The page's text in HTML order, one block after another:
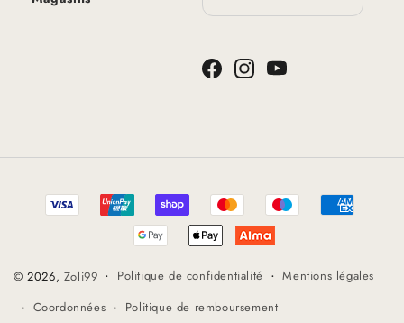
FacebookInstagramYouTube
Méthodes
© 2026, Zoli99 Politique de confidentialité
Mentions légales
Coordonnées
Politique de remboursement